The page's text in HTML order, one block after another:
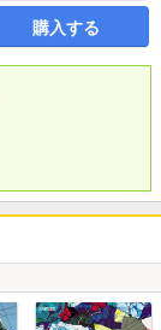
購入する